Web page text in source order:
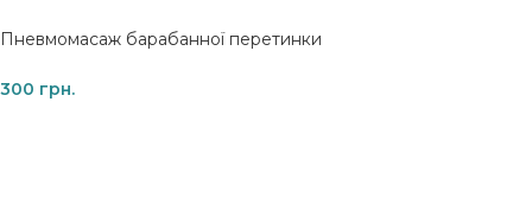
Пневмомасаж барабанної перетинки
300